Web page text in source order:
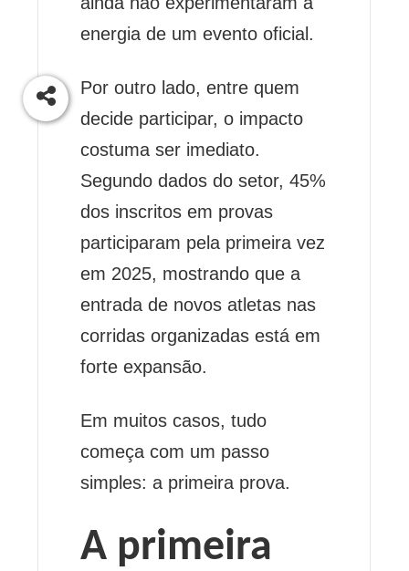
energia de um evento oficial.
Por outro lado, entre quem
decide participar, o impacto
costuma ser imediato.
Segundo dados do setor, 45%
dos inscritos em provas
participaram pela primeira vez
em 2025, mostrando que a
entrada de novos atletas nas
corridas organizadas está em
forte expansão.
Em muitos casos, tudo
começa com um passo
simples: a primeira prova.
A primeira